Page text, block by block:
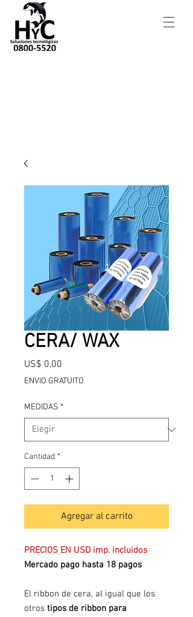
CERA/ WAX
US$ 0,00
ENVIO GRATUITO
MEDIDAS *
Cantidad *
Agregar al carrito
PRECIOS EN USD imp. incluidos
Mercado pago hasta 18 pagos
El ribbon de cera, al igual que los
otros tipos de ribbon para